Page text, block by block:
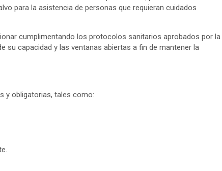
para la asistencia de personas que requieran cuidados
cumplimentando los protocolos sanitarios aprobados por la
su capacidad y las ventanas abiertas a fin de mantener la
y obligatorias, tales como: